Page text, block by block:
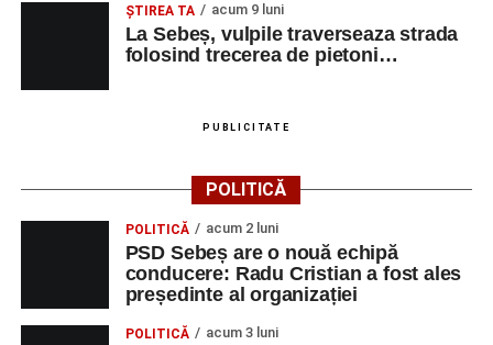
ŞTIREA TA acum 9 luni
La Sebeș, vulpile traverseaza strada
folosind trecerea de pietoni…
PUBLICITATE
POLITICĂ
POLITICĂ acum 2 luni
PSD Sebeș are o nouă echipă
conducere: Radu Cristian a fost ales
președinte al organizației
POLITICĂ acum 3 luni